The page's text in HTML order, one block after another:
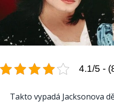
4.1/5 -
Takto vypadá Jacksonova